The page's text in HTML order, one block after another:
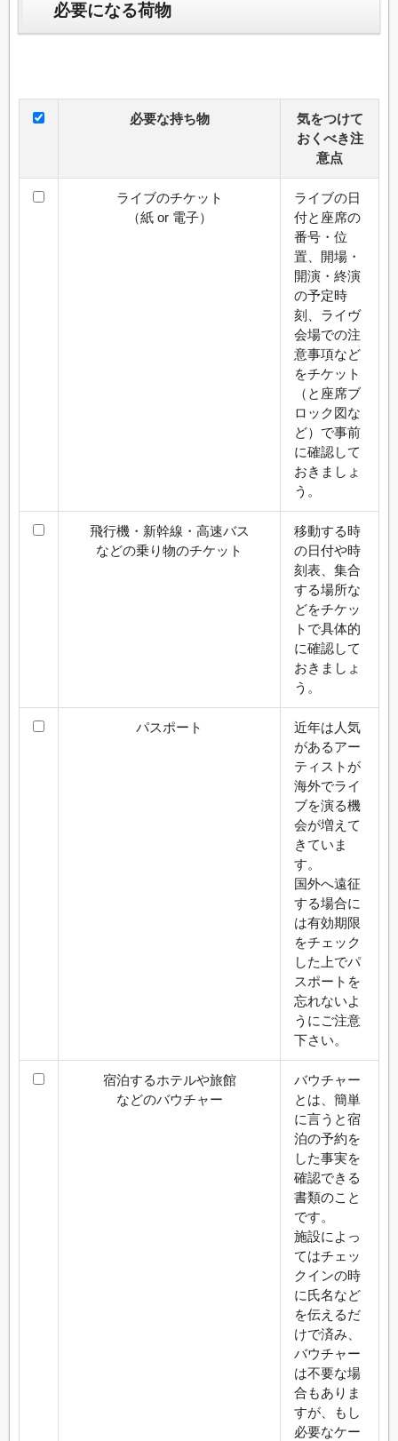
必要になる荷物
必要な持ち物
気をつけて
おくべき注
意点
ライブのチケット
（紙 or 電子）
ライブの日
付と座席の
番号・位
置、開場・
開演・終演
の予定時
刻、ライヴ
会場での注
意事項など
をチケット
（と座席ブ
ロック図な
ど）で事前
に確認して
おきましょ
う。
飛行機・新幹線・高速バス
などの乗り物のチケット
移動する時
の日付や時
刻表、集合
する場所な
どをチケッ
トで具体的
に確認して
おきましょ
う。
パスポート
近年は人気
があるアー
ティストが
海外でライ
ブを演る機
会が増えて
きていま
す。
国外へ遠征
する場合に
は有効期限
をチェック
した上でパ
スポートを
忘れないよ
うにご注意
下さい。
宿泊するホテルや旅館
などのバウチャー
バウチャー
とは、簡単
に言うと宿
泊の予約を
した事実を
確認できる
書類のこと
です。
施設によっ
てはチェッ
クインの時
に氏名など
を伝えるだ
けで済み、
バウチャー
は不要な場
合もありま
すが、もし
必要なケー